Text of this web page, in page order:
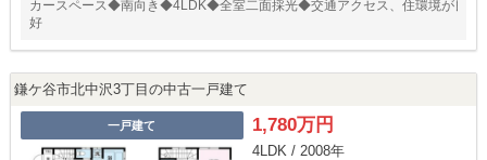
カースペース◆南向き◆4LDK◆全室二面採光◆交通アクセス、住環境が良
好
鎌ケ谷市北中沢3丁目の中古一戸建て
一戸建て 1,780万円
4LDK / 2008年